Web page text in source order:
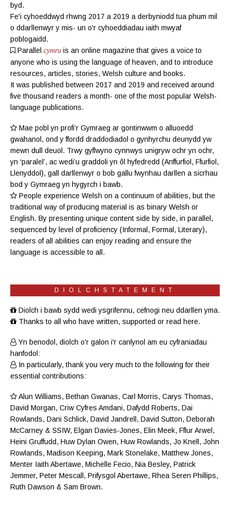
byd.
Fe'i cyhoeddwyd rhwng 2017 a 2019 a derbyniodd tua phum mil
o ddarllenwyr y mis- un o'r cyhoeddiadau iaith mwyaf
poblogaidd.
Parallel .cymru is an online magazine that gives a voice to
anyone who is using the language of heaven, and to introduce
resources, articles, stories, Welsh culture and books.
It was published between 2017 and 2019 and received around
five thousand readers a month- one of the most popular Welsh-
language publications.
Mae pobl yn profi’r Gymraeg ar gontinwwm o alluoedd
gwahanol, ond y ffordd draddodiadol o gynhyrchu deunydd yw
mewn dull deuol. Trwy gyflwyno cynnwys unigryw ochr yn ochr,
yn ‘paralel’, ac wedi’u graddoli yn ôl hyfedredd (Anffurfiol , Ffurfiol ,
Llenyddol ), gall darllenwyr o bob gallu fwynhau darllen a sicrhau
bod y Gymraeg yn hygyrch i bawb.
People experience Welsh on a continuum of abilities, but the
traditional way of producing material is as binary Welsh or
English. By presenting unique content side by side, in parallel,
sequenced by level of proficiency (Informal , Formal , Literary),
readers of all abilities can enjoy reading and ensure the
language is accessible to all.
DIOLCHSTATEMENT
Diolch i bawb sydd wedi ysgrifennu, cefnogi neu ddarllen yma.
Thanks to all who have written, supported or read here.
Yn benodol, diolch o'r galon i'r canlynol am eu cyfraniadau
hanfodol:
In particularly, thank you very much to the following for their
essential contributions:
Alun Williams, Bethan Gwanas, Carl Morris, Carys Thomas,
David Morgan, Criw Cyfres Amdani, Dafydd Roberts, Dai
Rowlands, Dani Schlick, David Jandrell , David Sutton, Deborah
McCarney & SSIW, Elgan Davies-Jones, Elin Meek, Fflur Arwel,
Heini Gruffudd, Huw Dylan Owen, Huw Rowlands, Jo Knell , John
Rowlands, Madison Keeping, Mark Stonelake, Matthew Jones,
Menter Iaith Abertawe, Michelle Fecio, Nia Besley, Patrick
Jemmer, Peter Mescall , Prifysgol Abertawe, Rhea Seren Phillips,
Ruth Dawson & Sam Brown.